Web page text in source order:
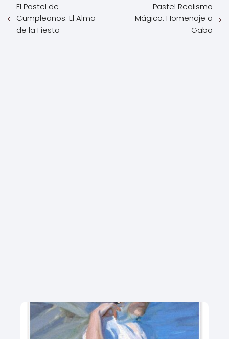
El Pastel de
Cumpleaños: El Alma
de la Fiesta
Pastel Realismo
Mágico: Homenaje a
Gabo